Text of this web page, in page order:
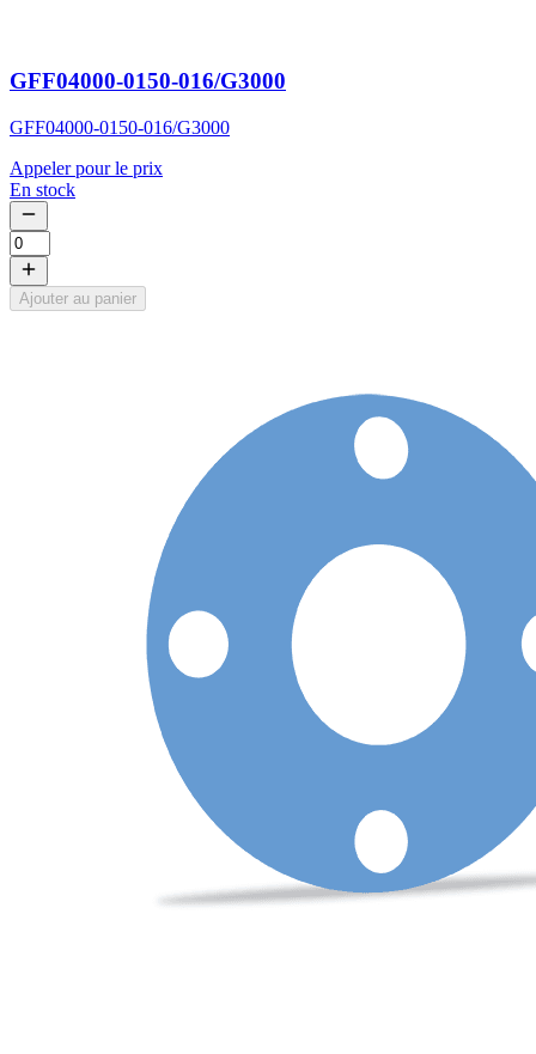
GFF04000-0150-016/G3000
GFF04000-0150-016/G3000
Appeler pour le prix
En stock
Ajouter au panier